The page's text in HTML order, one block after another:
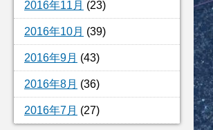
2016年11月 (23)
2016年10月 (39)
2016年9月 (43)
2016年8月 (36)
2016年7月 (27)